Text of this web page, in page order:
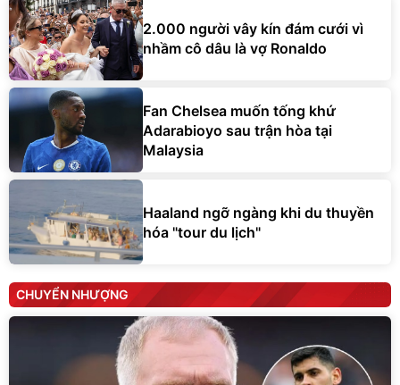
2.000 người vây kín đám cưới vì
nhầm cô dâu là vợ Ronaldo
Fan Chelsea muốn tống khứ
Adarabioyo sau trận hòa tại
Malaysia
Haaland ngỡ ngàng khi du thuyền
hóa "tour du lịch"
CHUYỂN NHƯỢNG